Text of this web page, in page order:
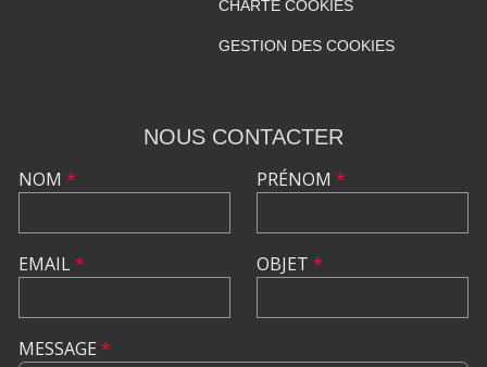
CHARTE COOKIES
GESTION DES COOKIES
NOUS CONTACTER
NOM *
EMAIL*
PRÉNOM *
OBJET *
MESSAGE *